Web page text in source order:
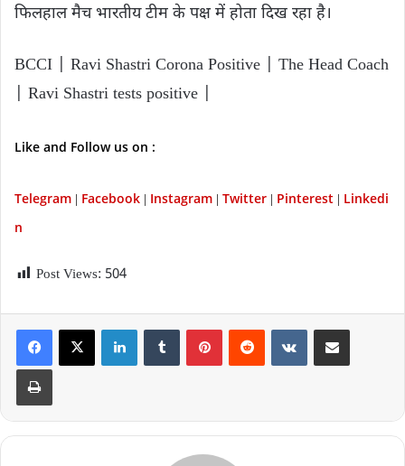
फिलहाल मैच भारतीय टीम के पक्ष में होता दिख रहा है।
BCCI | Ravi Shastri Corona Positive | The Head Coach
| Ravi Shastri tests positive |
Like and Follow us on :
Telegram Facebook Instagram Twitter Pinterest
Linkedi
n
Post Views: 504